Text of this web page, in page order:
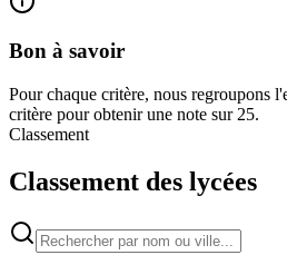
Bon à savoir
Pour chaque critère, nous regroupons
critère pour obtenir une note sur 25.
Classement
Classement des lycées